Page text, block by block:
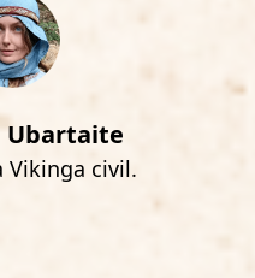
Ubartaite
Vikinga civil.